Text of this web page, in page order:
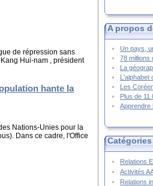
de répression sans
Hui-nam , président
hante la
Nations-Unies pour la
Dans ce cadre, l'Office
A propos
Un pays,
78 millions
La
L'alphabet
Les
Plus de
Apprendre
Catégories
Relations
Activités
Relations